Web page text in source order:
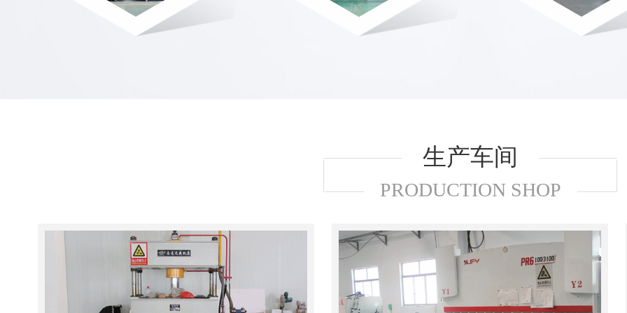
生产车间
PRODUCTION SHOP